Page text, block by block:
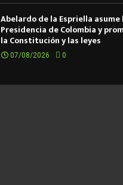
Abelardo de la Espriella asume
Presidencia de Colombia y
la Constitución y las leyes
07/08/2026 0